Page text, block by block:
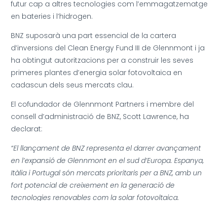
futur cap a altres tecnologies com l’emmagatzematge
en bateries i l’hidrogen.
BNZ suposarà una part essencial de la cartera
d’inversions del Clean Energy Fund III de Glennmont i ja
ha obtingut autoritzacions per a construir les seves
primeres plantes d’energia solar fotovoltaica en
cadascun dels seus mercats clau.
El cofundador de Glennmont Partners i membre del
consell d’administració de BNZ, Scott Lawrence, ha
declarat:
“El llançament de BNZ representa el darrer avançament
en l’expansió de Glennmont en el sud d’Europa. Espanya,
Itàlia i Portugal són mercats prioritaris per a BNZ, amb un
fort potencial de creixement en la generació de
tecnologies renovables com la solar fotovoltaica.